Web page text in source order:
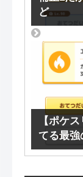
ど
【ポケ
てる最強